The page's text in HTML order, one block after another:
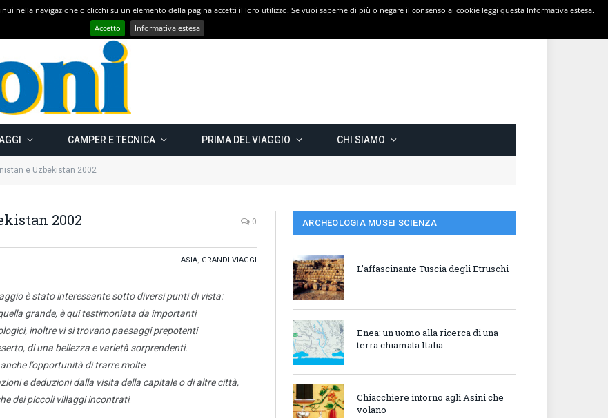
Con CAMPER GO – UN GRANDE VIAGGIO verso il nord est EUROPEO – Carelia Russa e Capo Nord 2019 – Km 13.000
CAMPER E TECNICA PRIMA DEL VIAGGIO CHI SIAMO
e Uzbekistan 2002
2002 0
ASIA, GRANDI VIAGGI
è stato interessante sotto diversi punti di vista:
grande, è qui testimoniata da importanti
inoltre vi si trovano paesaggi prepotenti
di una bellezza e varietà sorprendenti.
l’opportunità di trarre molte
e deduzioni dalla visita della capitale o di altre città,
dei piccoli villaggi incontrati.
ARCHEOLOGIA MUSEI SCIENZA
L’affascinante Tuscia degli Etruschi
Enea: un uomo alla ricerca di una
terra chiamata Italia
Chiacchiere intorno agli Asini che
volano
nella navigazione o clicchi su un elemento della pagina accetti il loro utilizzo. Se vuoi saperne di più o negare il consenso ai cookie leggi questa Informativa estesa.
Accetto
Informativa estesa